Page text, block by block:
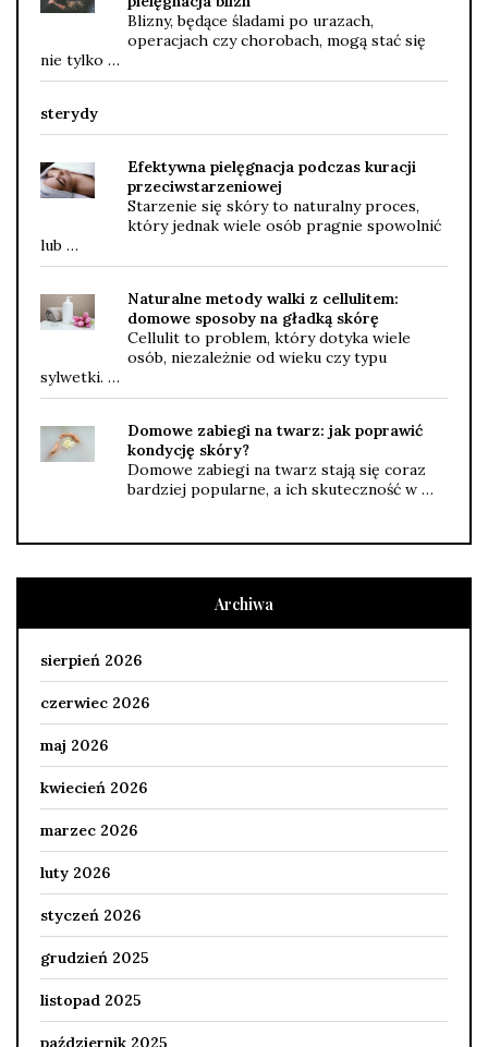
Blizny, będące śladami po urazach,
operacjach czy chorobach, mogą stać się
nie tylko …
sterydy
Efektywna pielęgnacja podczas kuracji
przeciwstarzeniowej
Starzenie się skóry to naturalny proces,
który jednak wiele osób pragnie spowolnić
lub …
Naturalne metody walki z cellulitem:
domowe sposoby na gładką skórę
Cellulit to problem, który dotyka wiele
osób, niezależnie od wieku czy typu
sylwetki. …
Domowe zabiegi na twarz: jak poprawić
kondycję skóry?
Domowe zabiegi na twarz stają się coraz
bardziej popularne, a ich skuteczność w …
Archiwa
sierpień 2026
czerwiec 2026
maj 2026
kwiecień 2026
marzec 2026
luty 2026
styczeń 2026
grudzień 2025
listopad 2025
październik 2025